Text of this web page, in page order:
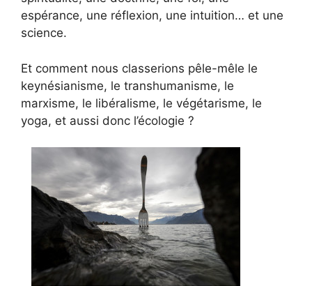
espérance, une réflexion, une intuition… et une
science.
Et comment nous classerions pêle-mêle le
keynésianisme, le transhumanisme, le
marxisme, le libéralisme, le végétarisme, le
yoga, et aussi donc l’écologie ?